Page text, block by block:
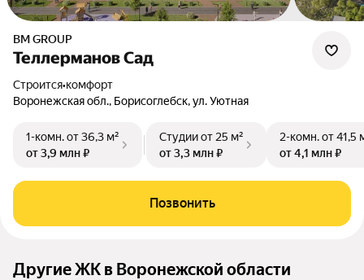
BM GROUP
Теллерманов Сад
Строится•комфорт
Воронежская обл., Борисоглебск, ул. Уютная
1-комн.от 36,3 м²
от 3,9 млн ₽
Студииот 25 м²
от 3,3 млн ₽
2-комн.от 41,5
от 4,1 млн ₽
Позвонить
Другие ЖК в Воронежской области